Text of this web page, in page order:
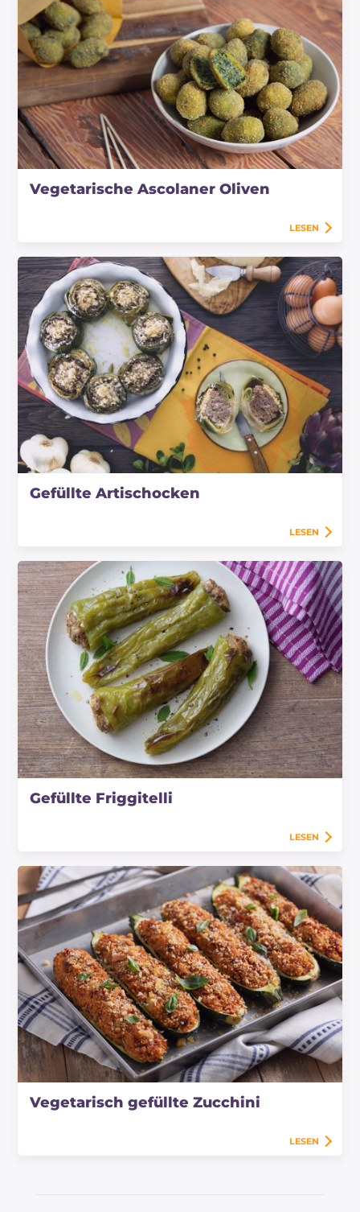
Vegetarische Ascolaner Oliven
LESEN
Gefüllte Artischocken
LESEN
Gefüllte Friggitelli
LESEN
Vegetarisch gefüllte Zucchini
LESEN